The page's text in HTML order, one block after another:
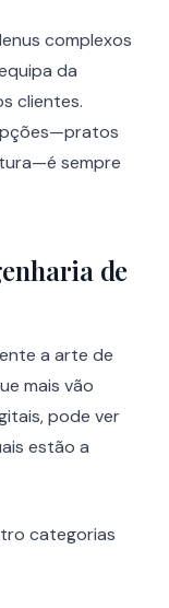
complexos
da
clientes.
sempre
de
a arte de
mais vão
pode ver
estão a
categorias